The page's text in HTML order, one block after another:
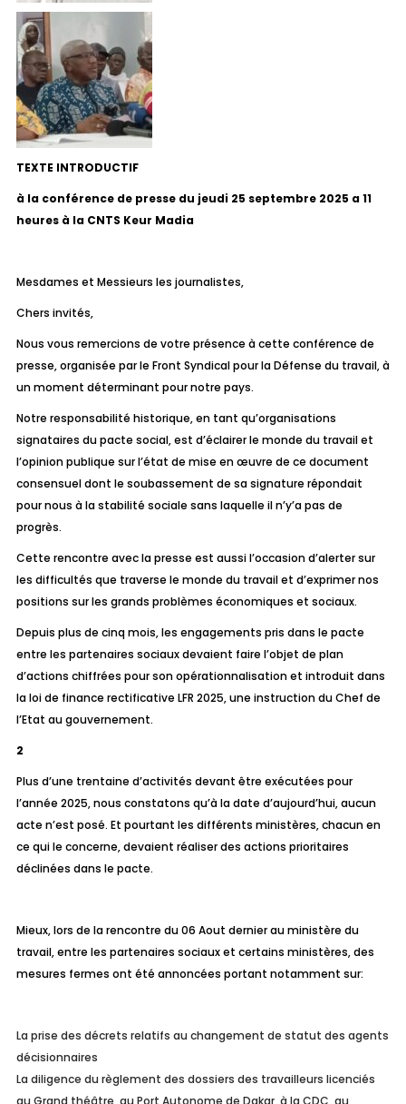
TEXTE INTRODUCTIF
à la conférence de presse du jeudi 25 septembre 2025 a 11
heures à la CNTS Keur Madia
Mesdames et Messieurs les journalistes,
Chers invités,
Nous vous remercions de votre présence à cette conférence de
presse, organisée par le Front Syndical pour la Défense du travail, à
un moment déterminant pour notre pays.
Notre responsabilité historique, en tant qu’organisations
signataires du pacte social, est d’éclairer le monde du travail et
l’opinion publique sur l’état de mise en œuvre de ce document
consensuel dont le soubassement de sa signature répondait
pour nous à la stabilité sociale sans laquelle il n’y’a pas de
progrès.
Cette rencontre avec la presse est aussi l’occasion d’alerter sur
les difficultés que traverse le monde du travail et d’exprimer nos
positions sur les grands problèmes économiques et sociaux.
Depuis plus de cinq mois, les engagements pris dans le pacte
entre les partenaires sociaux devaient faire l’objet de plan
d’actions chiffrées pour son opérationnalisation et introduit dans
la loi de finance rectificative LFR 2025, une instruction du Chef de
l’Etat au gouvernement.
2
Plus d’une trentaine d’activités devant être exécutées pour
l’année 2025, nous constatons qu’à la date d’aujourd’hui, aucun
acte n’est posé. Et pourtant les différents ministères, chacun en
ce qui le concerne, devaient réaliser des actions prioritaires
déclinées dans le pacte.
Mieux, lors de la rencontre du 06 Aout dernier au ministère du
travail, entre les partenaires sociaux et certains ministères, des
mesures fermes ont été annoncées portant notamment sur:
La prise des décrets relatifs au changement de statut des agents
décisionnaires
La diligence du règlement des dossiers des travailleurs licenciés
au Grand théâtre, au Port Autonome de Dakar, à la CDC, au